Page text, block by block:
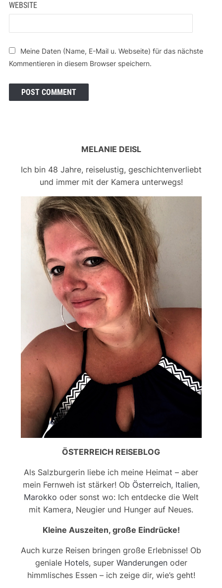
WEBSITE
Meine Daten (Name, E-Mail u. Webseite) für das nächste
Kommentieren in diesem Browser speichern.
MELANIE DEISL
Ich bin 48 Jahre, reiselustig, geschichtenverliebt
und immer mit der Kamera unterwegs!
ÖSTERREICH REISEBLOG
Als Salzburgerin liebe ich meine Heimat – aber
mein Fernweh ist stärker! Ob Österreich, Italien,
Marokko oder sonst wo: Ich entdecke die Welt
mit Kamera, Neugier und Hunger auf Neues.
Kleine Auszeiten, große Eindrücke!
Auch kurze Reisen bringen große Erlebnisse! Ob
geniale Hotels, super Wanderungenoder
himmlisches Essen – ich zeige dir, wie’s geht!